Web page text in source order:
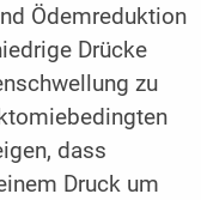
Ödemreduktion
Drücke
zu
dass
Druck um